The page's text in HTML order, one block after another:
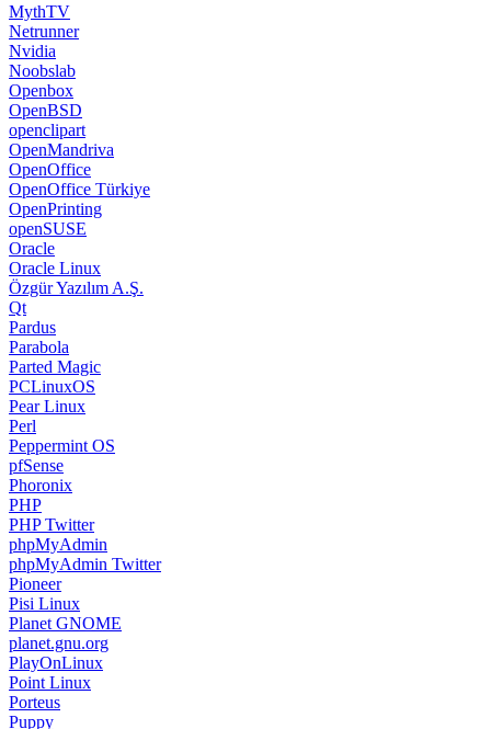
MythTV
Netrunner
Nvidia
Noobslab
Openbox
OpenBSD
openclipart
OpenMandriva
OpenOffice
OpenOffice Türkiye
OpenPrinting
openSUSE
Oracle
Oracle Linux
Özgür Yazılım A.Ş.
Qt
Pardus
Parabola
Parted Magic
PCLinuxOS
Pear Linux
Perl
Peppermint OS
pfSense
Phoronix
PHP
PHP Twitter
phpMyAdmin
phpMyAdmin Twitter
Pioneer
Pisi Linux
Planet GNOME
planet.gnu.org
PlayOnLinux
Point Linux
Porteus
Puppy